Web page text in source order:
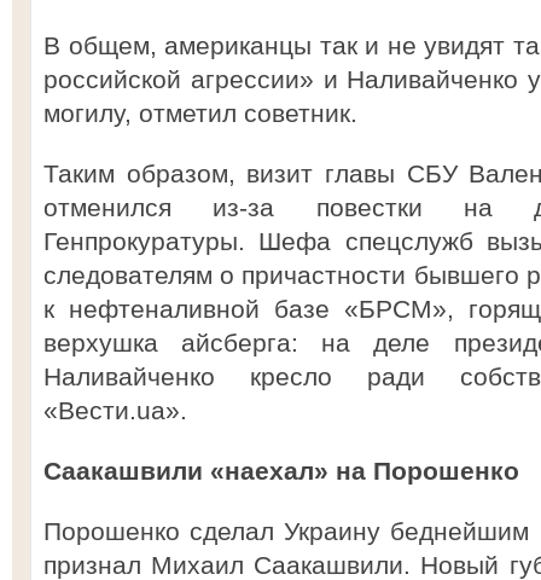
В общем, американцы так и не увидят
российской агрессии» и Наливайченко
могилу, отметил советник.
Таким образом, визит главы СБУ
отменился из-за повестки на
Генпрокуратуры. Шефа спецслужб
следователям о причастности бывшего
к нефтеналивной базе «БРСМ»,
верхушка айсберга: на деле
Наливайченко кресло ради
«Вести.ua».
Саакашвили «наехал» на Порошенко
Порошенко сделал Украину беднейшим
признал Михаил Саакашвили. Новый